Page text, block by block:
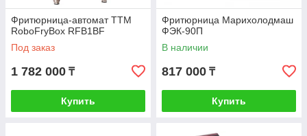
Фритюрница-автомат ТТМ
RoboFryBox RFB1BF
Под заказ
1 782 000 ₸
Купить
Фритюрница Марихолодмаш
ФЭК-90П
В наличии
817 000 ₸
Купить